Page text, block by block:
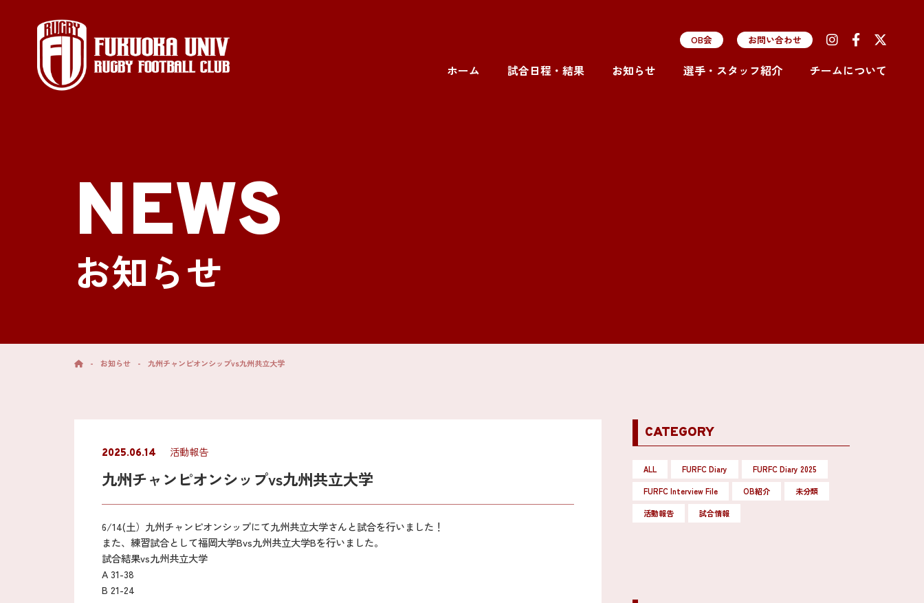
OB会 お問い合わせ
ホーム 試合日程・結果 お知らせ 選手・スタッフ紹介 チームについて
NEWS
お知らせ
- お知らせ - 九州チャンピオンシップvs九州共立大学
2025.06.14 活動報告
九州チャンピオンシップvs九州共立大学
6/14(土）九州チャンピオンシップにて九州共立大学さんと試合を行いました！
また、練習試合として福岡大学Bvs九州共立大学Bを行いました。
試合結果vs九州共立大学
A 31-38
B 21-24
CATEGORY
ALL FURFC Diary
FURFC Diary 2025
FURFC Interview File
OB紹介
未分類
活動報告
試合情報